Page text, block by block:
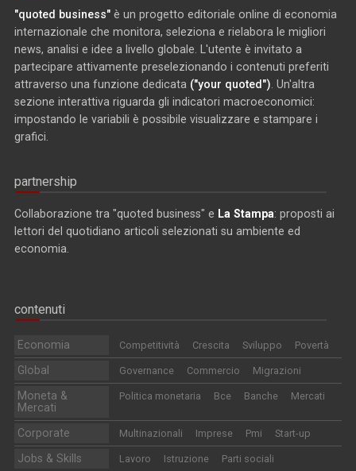
"quoted business" è un progetto editoriale online di economia
internazionale che monitora, seleziona e rielabora le migliori
news, analisi e idee a livello globale. L'utente è invitato a
partecipare attivamente preselezionando i contenuti preferiti
attraverso una funzione dedicata ("your quoted") . Un'altra
sezione interattiva riguarda gli indicatori macroeconomici:
impostando le variabili è possibile visualizzare e stampare i
grafici.
partnership
Collaborazione tra "quoted business" e La Stampa: proposti ai
lettori del quotidiano articoli selezionati su ambiente ed
economia.
contenuti
Economia Competitività Crescita Sviluppo Povertà
Global Governance Commercio Migrazioni
Moneta &
Mercati
Politica monetaria Bce Banche Mercati
Corporate Multinazionali Imprese Pmi Start-up
Jobs & Skills Lavoro Istruzione
Parti sociali